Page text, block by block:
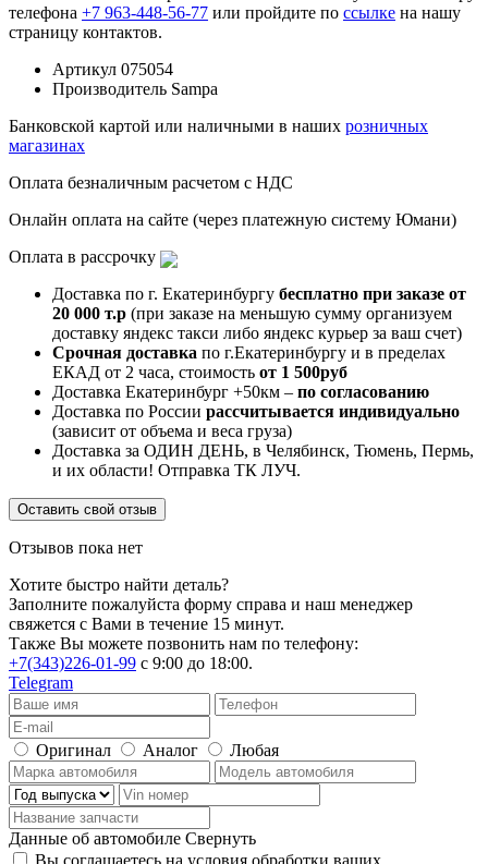
телефона +7 963-448-56-77 или пройдите по ссылке на нашу
страницу контактов.
Артикул 075054
Производитель Sampa
Банковской картой или наличными в наших розничных
магазинах
Оплата безналичным расчетом с НДС
Онлайн оплата на сайте (через платежную систему Юмани)
Оплата в рассрочку
Доставка по г. Екатеринбургу бесплатно при заказе от
20 000 т.р (при заказе на меньшую сумму организуем
доставку яндекс такси либо яндекс курьер за ваш счет)
Срочная доставка по г.Екатеринбургу и в пределах
ЕКАД от 2 часа, стоимость от 1 500руб
Доставка Екатеринбург +50км – по согласованию
Доставка по России рассчитывается индивидуально
(зависит от объема и веса груза)
Доставка за ОДИН ДЕНЬ, в Челябинск, Тюмень, Пермь,
и их области! Отправка ТК ЛУЧ.
Оставить свой отзыв
Отзывов пока нет
Хотите быстро найти деталь?
Заполните пожалуйста форму справа и наш менеджер
свяжется с Вами в течение 15 минут.
Также Вы можете позвонить нам по телефону:
+7(343)226-01-99 с 9:00 до 18:00.
Telegram
Оригинал Аналог Любая
Данные об автомобиле Свернуть
Вы соглашаетесь на условия обработки ваших